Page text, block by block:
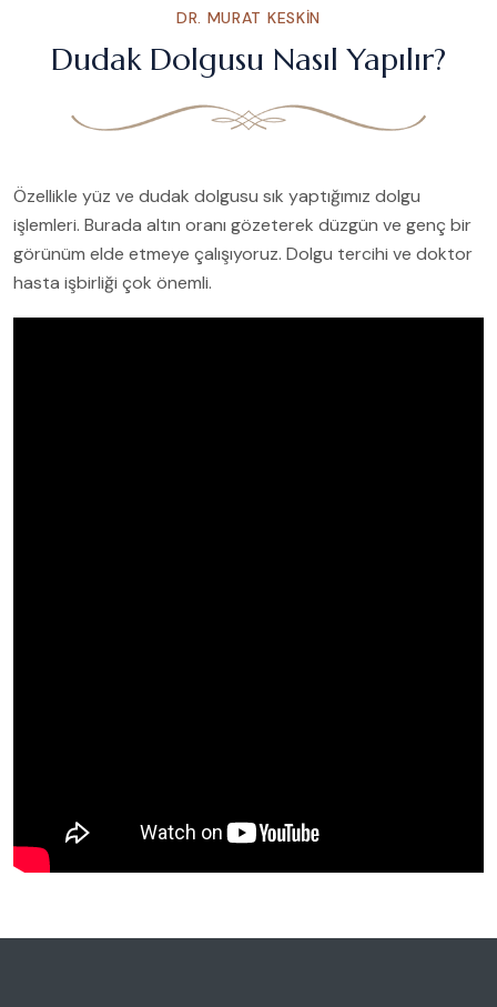
DR. MURAT KESKIN
Dudak Dolgusu Nasıl Yapılır?
Özellikle yüz ve dudak dolgusu sık yaptığımız dolgu
işlemleri. Burada altın oranı gözeterek düzgün ve genç bir
görünüm elde etmeye çalışıyoruz. Dolgu tercihi ve doktor
hasta işbirliği çok önemli.